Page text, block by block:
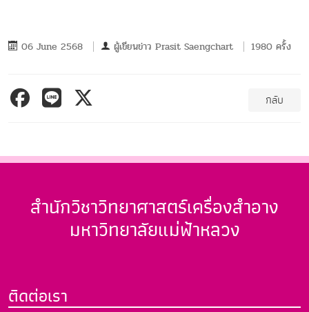
06 June 2568 ผู้เขียนข่าว Prasit Saengchart 1980 ครั้ง
กลับ
สำนักวิชาวิทยาศาสตร์เครื่องสำอาง
มหาวิทยาลัยแม่ฟ้าหลวง
ติดต่อเรา